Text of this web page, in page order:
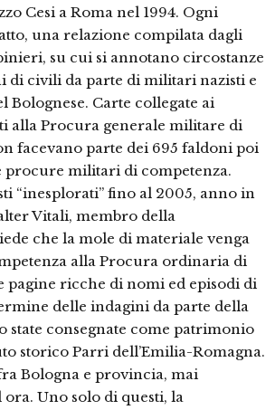
Cesi a Roma nel 1994. Ogni
una relazione compilata dagli
su cui si annotano circostanze
di civili da parte di militari nazisti e
Bolognese. Carte collegate ai
alla Procura generale militare di
facevano parte dei 695 faldoni poi
procure militari di competenza.
“inesplorati” fino al 2005, anno in
Vitali, membro della
che la mole di materiale venga
alla Procura ordinaria di
pagine ricche di nomi ed episodi di
delle indagini da parte della
state consegnate come patrimonio
storico Parri dell’Emilia-Romagna.
Bologna e provincia, mai
Uno solo di questi, la